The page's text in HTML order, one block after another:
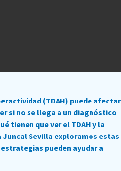
(TDAH) puede afectar
si no se llega a un diagnóstico
tienen que ver el TDAH y la
Juncal Sevilla exploramos estas
pueden ayudar a